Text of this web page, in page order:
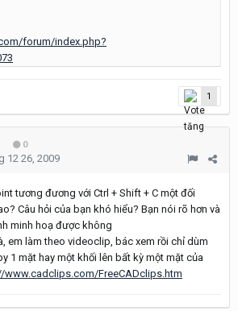
forum/index.php?
1
0
12 26, 2009
tương đương với Ctrl + Shift + C một đối
Câu hỏi của bạn khó hiểu? Bạn nói rõ hơn và
minh hoạ được không
em làm theo videoclip, bác xem rồi chỉ dùm
1 mặt hay một khối lên bất kỳ một mặt của
www.cadclips.com/FreeCADclips.htm